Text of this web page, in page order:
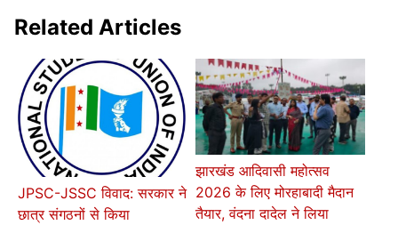
Related Articles
JPSC-JSSC विवाद: सरकार ने
छात्र संगठनों से किया
झारखंड आदिवासी महोत्सव
2026 के लिए मोरहाबादी मैदान
तैयार, वंदना दादेल ने लिया